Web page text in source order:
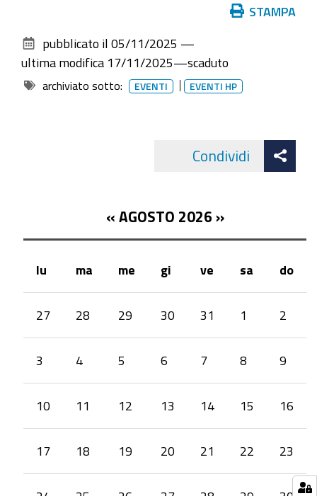
documento
STAMPA
pubblicato il 05/11/2025 —
ultima modifica 17/11/2025—scaduto
archiviato sotto: EVENTI EVENTI HP
Condividi
« AGOSTO 2026 »
lu ma me gi ve sa do
27 28 29 30 31 1 2
3 4 5 6 7 8 9
10 11 12 13 14 15 16
17 18 19 20 21 22 23